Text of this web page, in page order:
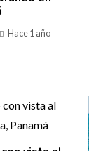
Hace 1 año